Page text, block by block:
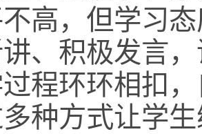
高，但学习
、积极发言
程环环相扣
种方式让学